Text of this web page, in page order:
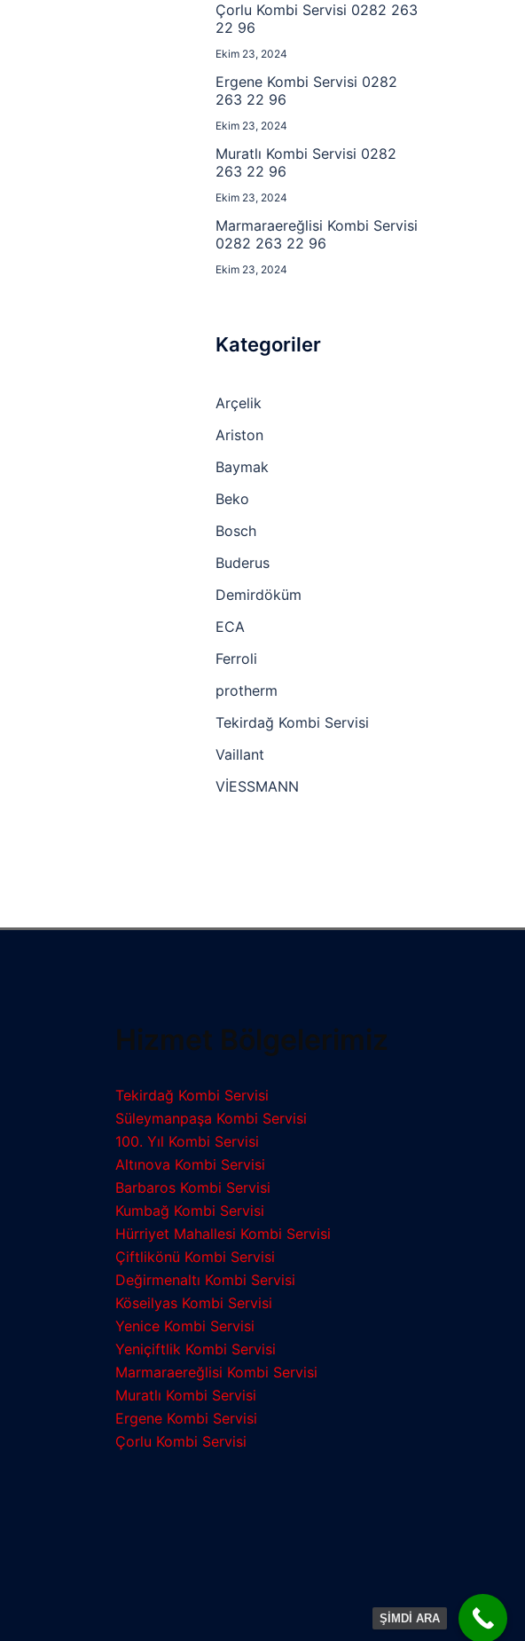
Çorlu Kombi Servisi 0282 263
22 96
Ekim 23, 2024
Ergene Kombi Servisi 0282
263 22 96
Ekim 23, 2024
Muratlı Kombi Servisi 0282
263 22 96
Ekim 23, 2024
Marmaraereğlisi Kombi Servisi
0282 263 22 96
Ekim 23, 2024
Kategoriler
Arçelik
Ariston
Baymak
Beko
Bosch
Buderus
Demirdöküm
ECA
Ferroli
protherm
Tekirdağ Kombi Servisi
Vaillant
VİESSMANN
Hizmet Bölgelerimiz
Tekirdağ Kombi Servisi
Süleymanpaşa Kombi Servisi
100. Yıl Kombi Servisi
Altınova Kombi Servisi
Barbaros Kombi Servisi
Kumbağ Kombi Servisi
Hürriyet Mahallesi Kombi Servisi
Çiftlikönü Kombi Servisi
Değirmenaltı Kombi Servisi
Köseilyas Kombi Servisi
Yenice Kombi Servisi
Yeniçiftlik Kombi Servisi
Marmaraereğlisi Kombi Servisi
Muratlı Kombi Servisi
Ergene Kombi Servisi
Çorlu Kombi Servisi
ŞİMDİ ARA